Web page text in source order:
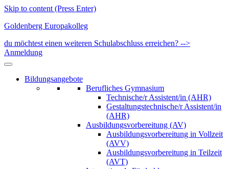
Skip to content (Press Enter)
Goldenberg Europakolleg
du möchtest einen weiteren Schulabschluss erreichen? -->
Anmeldung
Bildungsangebote
Berufliches Gymnasium
Technische/r Assistent/in (AHR)
Gestaltungstechnische/r Assistent/in
(AHR)
Ausbildungsvorbereitung (AV)
Ausbildungsvorbereitung in Vollzeit
(AVV)
Ausbildungsvorbereitung in Teilzeit
(AVT)